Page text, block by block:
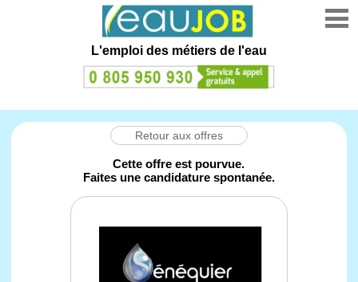
L'emploi des métiers de l'eau
Retour aux offres
Cette offre est pourvue.
Faites une candidature spontanée.